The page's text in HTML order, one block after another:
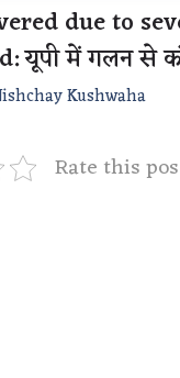
due to
यूपी में गलन से
Kushwaha
Rate this